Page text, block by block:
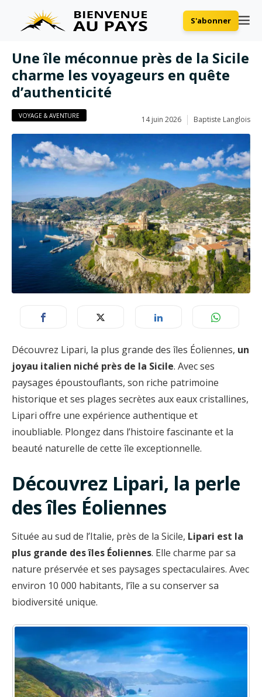
S'abonner
Une île méconnue près de la Sicile
charme les voyageurs en quête
d’authenticité
VOYAGE & AVENTURE 14 juin 2026 Baptiste Langlois
Découvrez Lipari, la plus grande des îles Éoliennes, un
joyau italien niché près de la Sicile. Avec ses
paysages époustouflants, son riche patrimoine
historique et ses plages secrètes aux eaux cristallines,
Lipari offre une expérience authentique et
inoubliable. Plongez dans l’histoire fascinante et la
beauté naturelle de cette île exceptionnelle.
Découvrez Lipari, la perle
des îles Éoliennes
Située au sud de l’Italie, près de la Sicile, Lipari est la
plus grande des îles Éoliennes. Elle charme par sa
nature préservée et ses paysages spectaculaires. Avec
environ 10 000 habitants, l’île a su conserver sa
biodiversité unique.